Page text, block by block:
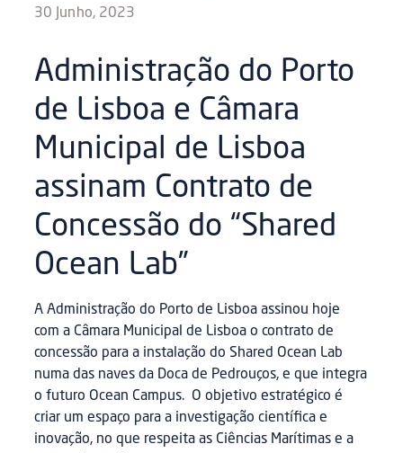
30 Junho, 2023
Administração do Porto
de Lisboa e Câmara
Municipal de Lisboa
assinam Contrato de
Concessão do “Shared
Ocean Lab”
A Administração do Porto de Lisboa assinou hoje
com a Câmara Municipal de Lisboa o contrato de
concessão para a instalação do Shared Ocean Lab
numa das naves da Doca de Pedrouços, e que integra
o futuro Ocean Campus. O objetivo estratégico é
criar um espaço para a investigação científica e
inovação, no que respeita as Ciências Marítimas e a